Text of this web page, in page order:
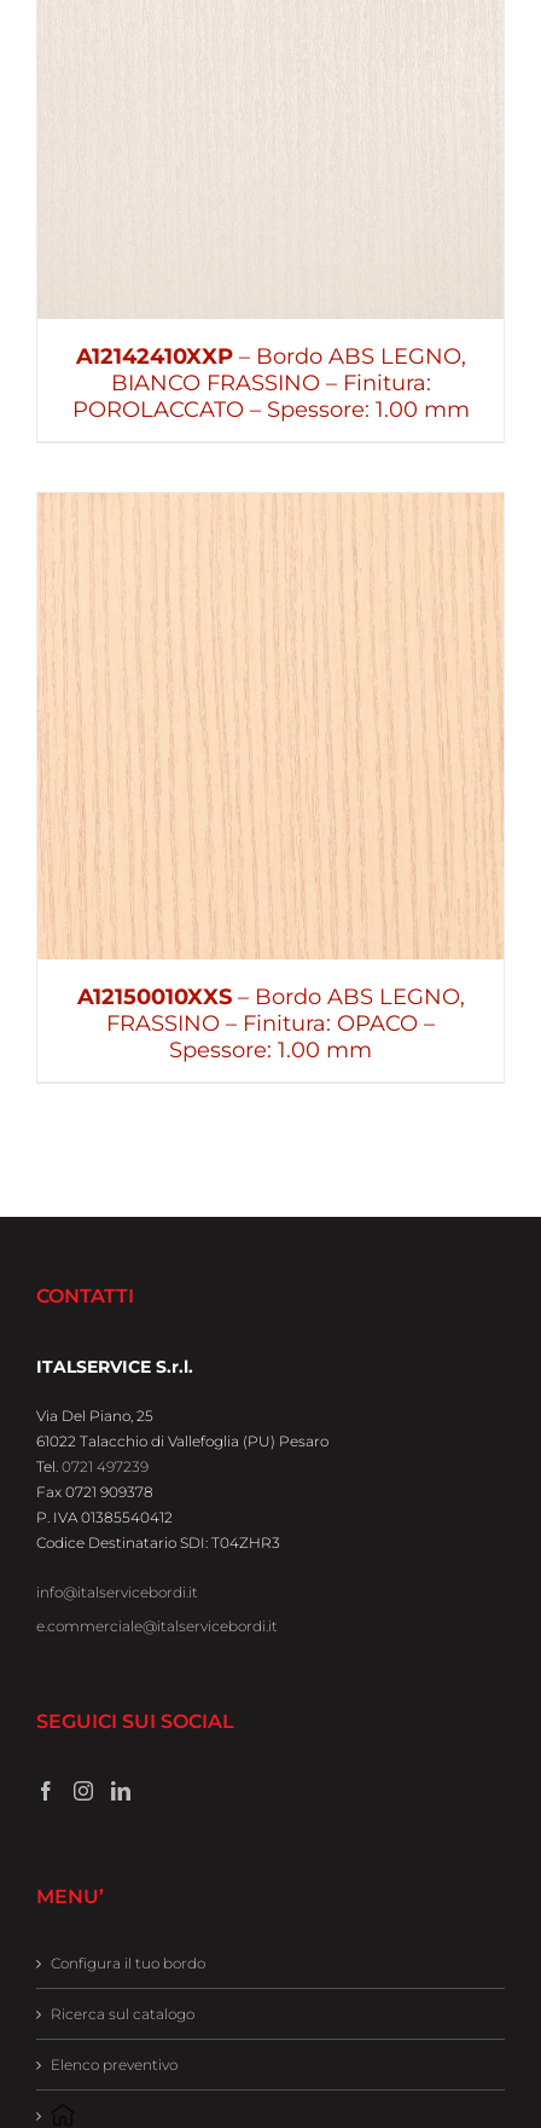
A12142410XXP– Bordo ABS LEGNO,
BIANCO FRASSINO – Finitura:
POROLACCATO – Spessore: 1.00 mm
A12150010XXS– Bordo ABS LEGNO,
FRASSINO – Finitura: OPACO –
Spessore: 1.00 mm
CONTATTI
ITALSERVICE S.r.l.
Via Del Piano, 25
61022 Talacchio di Vallefoglia (PU) Pesaro
Tel. 0721 497239
Fax 0721 909378
P. IVA 01385540412
Codice Destinatario SDI: T04ZHR3
info@italservicebordi.it
e.commerciale@italservicebordi.it
SEGUICI SUI SOCIAL
MENU’
Configura il tuo bordo
Ricerca sul catalogo
Elenco preventivo